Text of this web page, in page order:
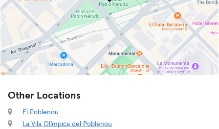
Other Locations
El Poblenou
La Vila Olímpica del Poblenou